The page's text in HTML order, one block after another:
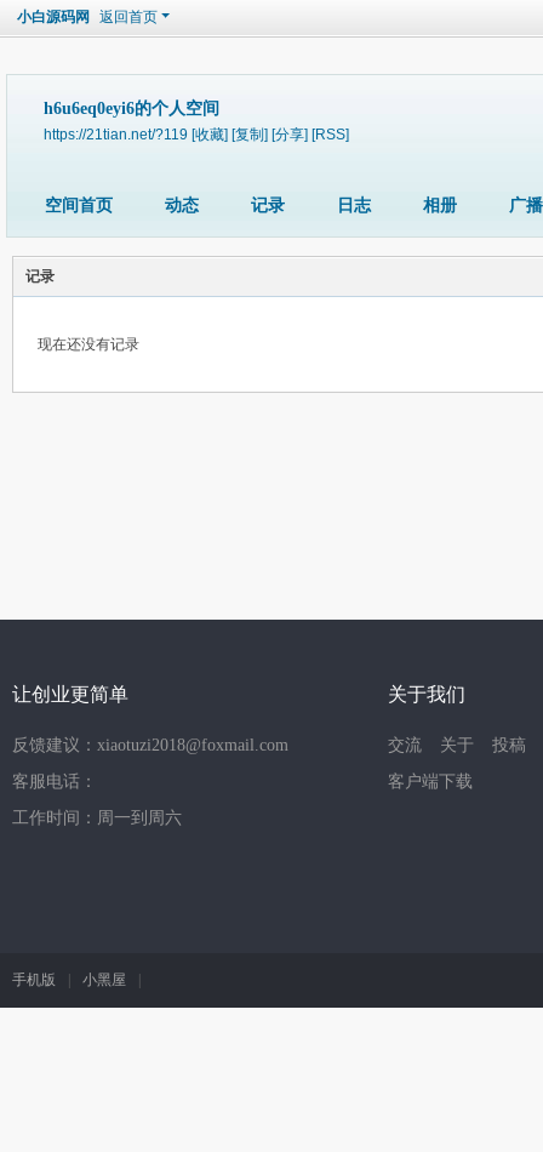
小白源码网 返回首页
h6u6eq0eyi6的个人空间
https://21tian.net/?119 [收藏] [复制] [分享] [RSS]
空间首页 动态 记录 日志 相册 广播
记录
现在还没有记录
让创业更简单
反馈建议：xiaotuzi2018@foxmail.com
客服电话：
工作时间：周一到周六
关于我们
交流 关于
投稿
客户端下载
手机版 小黑屋